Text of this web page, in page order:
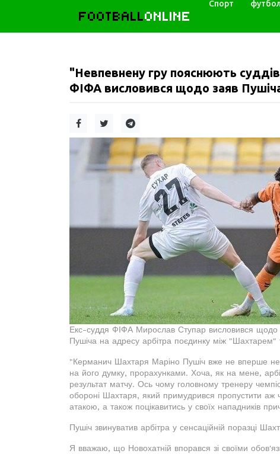
FOOTBALLONLINE
Спорт футбол
"Невпевнену гру пояснюють
ФІФА висловився щодо заяв
Екс-суддя ФІФА Мирослав Ступар висловився
Пушіча на адресу арбітра поєдинку між "Шахтарем"
"Керманич Шахтаря Маріно Пушіч вже не вперше
на його думку, прорахунками. Хоча, як на мене,
результат матчу. Ось чому головному тренеру
обороні Шахтаря, який примудрився пропустити аж
атакою, а також поцікавитись у своїх нападників
Пушіч звинуватив арбітра у сенсаційній поразці
Я вважаю, що Новохатній впорався зі своїми